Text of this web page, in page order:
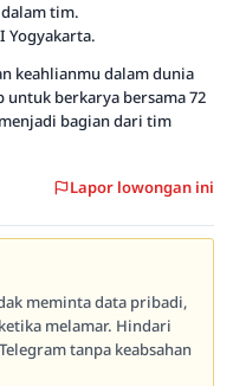
tim.
Yogyakarta.
keahlianmu dalam dunia
berkarya bersama 72
bagian dari tim
Lapor lowongan ini
meminta data pribadi,
melamar. Hindari
tanpa keabsahan